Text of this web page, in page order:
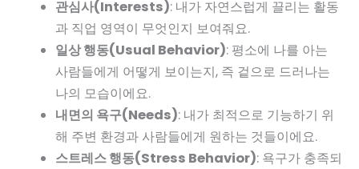
관심사(Interests): 내가 자연스럽게 끌리는 활동
과 직업 영역이 무엇인지 보여줘요.
일상 행동(Usual Behavior): 평소에 나를 아는
사람들에게 어떻게 보이는지, 즉 겉으로 드러나는
나의 모습이에요.
내면의 욕구(Needs): 내가 최적으로 기능하기 위
해 주변 환경과 사람들에게 원하는 것들이에요.
스트레스 행동(Stress Behavior): 욕구가 충족되